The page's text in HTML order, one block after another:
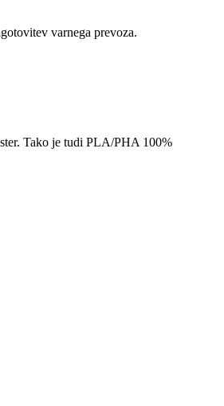
varnega prevoza.
Tako je tudi PLA/PHA 100%